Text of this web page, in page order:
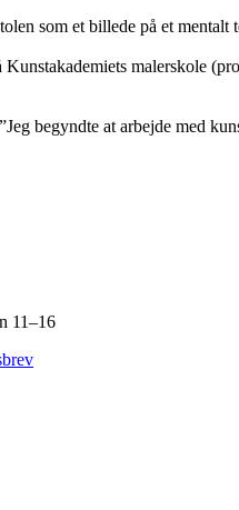
som et billede på et
malerskole
begyndte at arbejde med
11–16